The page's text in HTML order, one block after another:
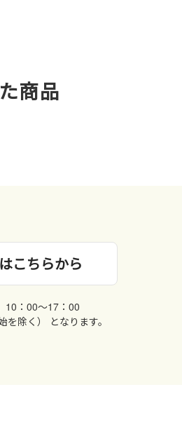
商品
こちらから
10：00〜17：00
を除く） となります。